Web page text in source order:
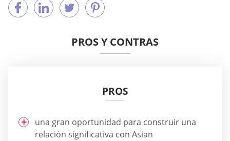
PROS Y CONTRAS
PROS
una gran oportunidad para construir una
relación significativa con Asian